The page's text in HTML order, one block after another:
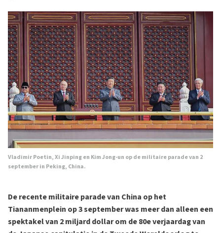
Vladimir Poetin, Xi Jinping en Kim Jong-un op de militaire parade van 2
september in Peking, China.
De recente militaire parade van China op het
Tiananmenplein op 3 september was meer dan alleen een
spektakel van 2 miljard dollar om de 80e verjaardag van